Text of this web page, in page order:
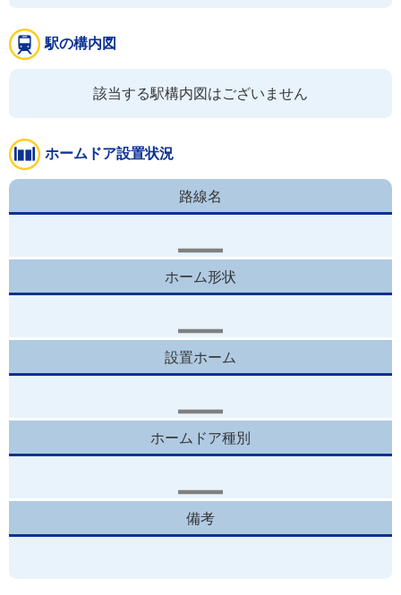
駅の構内図
該当する駅構内図はございません
ホームドア設置状況
路線名
ホーム形状
設置ホーム
ホームドア種別
備考